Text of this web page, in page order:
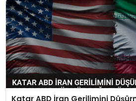
Katar ABD İran Gerilimini